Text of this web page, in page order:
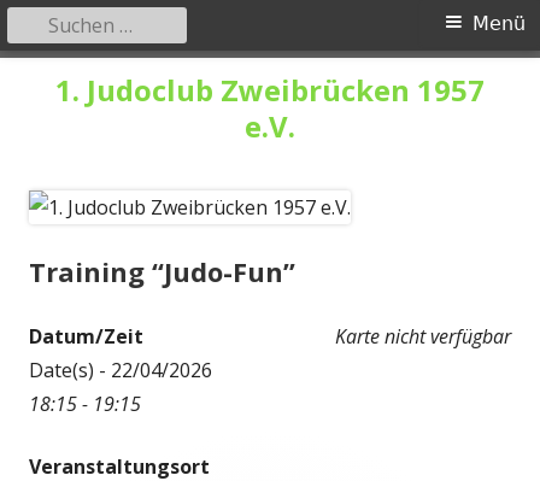
1. Judoclub Zweibrücken 1957
e.V.
Primäres
Menü
Menü
Suchen
nach:
Training “Judo-Fun”
Karte nicht verfügbar
Datum/Zeit
Date(s) - 22/04/2026
18:15 - 19:15
Veranstaltungsort